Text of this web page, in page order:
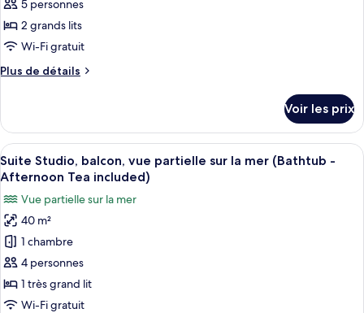
Tea
Included)
Premier
»,
baignoire
(Window,
Afternoon
pour
ce
type
chambre :
(Executive
-
Afternoon
Tea
included)
5 personnes
2 grands lits
Wi-Fi gratuit
Plus de détails
Plus
le
type
de
chambre
Familiale
(Executive
Afternoon
Tea
Voir les prix
Afficher
toutes
photos
pour
ce
type
de
chambre :
Une chambre d’hôtel avec un
12
Suite Studio, balcon, vue partielle sur la mer (Bathtub -
Afternoon Tea included)
Vue partielle sur la mer
40 m²
1 chambre
4 personnes
1 très grand lit
Wi-Fi gratuit